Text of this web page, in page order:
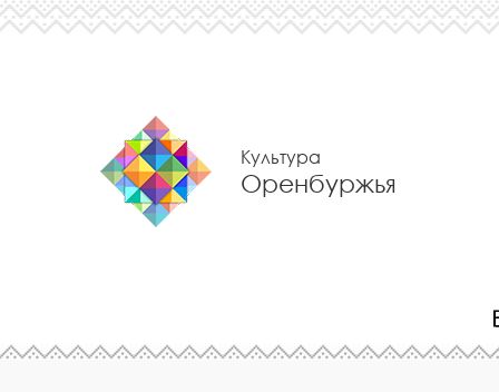
Культура
Оренбуржья